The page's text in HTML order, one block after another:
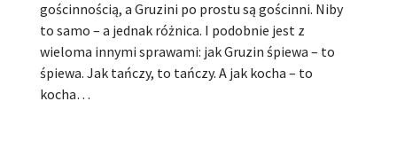
gościnnością, a Gruzini po prostu są gościnni. Niby
to samo – a jednak różnica. I podobnie jest z
wieloma innymi sprawami: jak Gruzin śpiewa – to
śpiewa. Jak tańczy, to tańczy. A jak kocha – to
kocha…